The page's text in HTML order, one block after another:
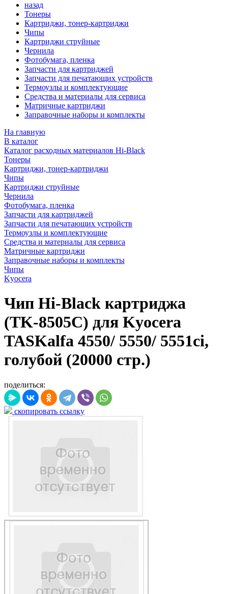
назад
Тонеры
Картриджи, тонер-картриджи
Чипы
Картриджи струйные
Чернила
Фотобумага, пленка
Запчасти для картриджей
Запчасти для печатающих устройств
Термоузлы и комплектующие
Средства и материалы для сервиса
Матричные картриджи
Заправочные наборы и комплекты
На главную
В каталог
Каталог расходных материалов Hi-Black
Тонеры
Картриджи, тонер-картриджи
Чипы
Картриджи струйные
Чернила
Фотобумага, пленка
Запчасти для картриджей
Запчасти для печатающих устройств
Термоузлы и комплектующие
Средства и материалы для сервиса
Матричные картриджи
Заправочные наборы и комплекты
Чипы
Kyocera
Чип Hi-Black картриджа
(TK-8505C) для Kyocera
TASKalfa 4550/ 5550/ 5551ci,
голубой (20000 стр.)
поделиться:
скопировать ссылку